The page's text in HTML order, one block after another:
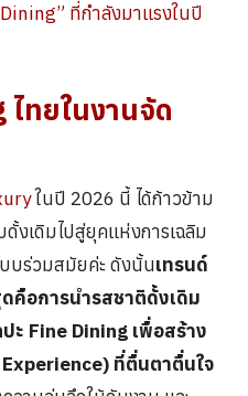
ที่กำลังมาแรงในปี
ไทยในงานจัด
ในปี 2026 นี้ ได้ก้าวข้าม
งเดิมไปสู่ยุคแห่งการเฉลิม
บร่วมสมัยค่ะ ดังนั้นเทรนด์
คือการนำรสชาติดั้งเดิม
ะ Fine Dining เพื่อสร้าง
ที่ตื่นตาตื่นใจ